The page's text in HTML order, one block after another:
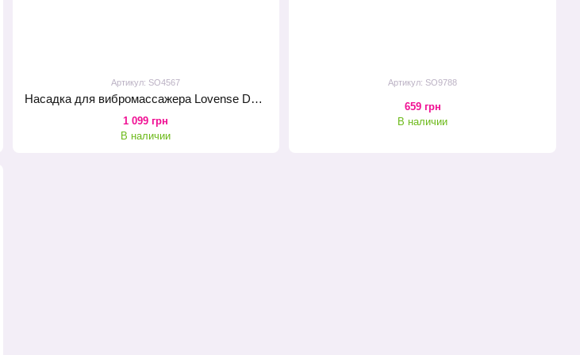
Артикул: SO4567
Насадка для вибромассажера Lovense Domi Female Attachment
1 099 грн
В наличии
Артикул: SO9788
659 грн
В наличии